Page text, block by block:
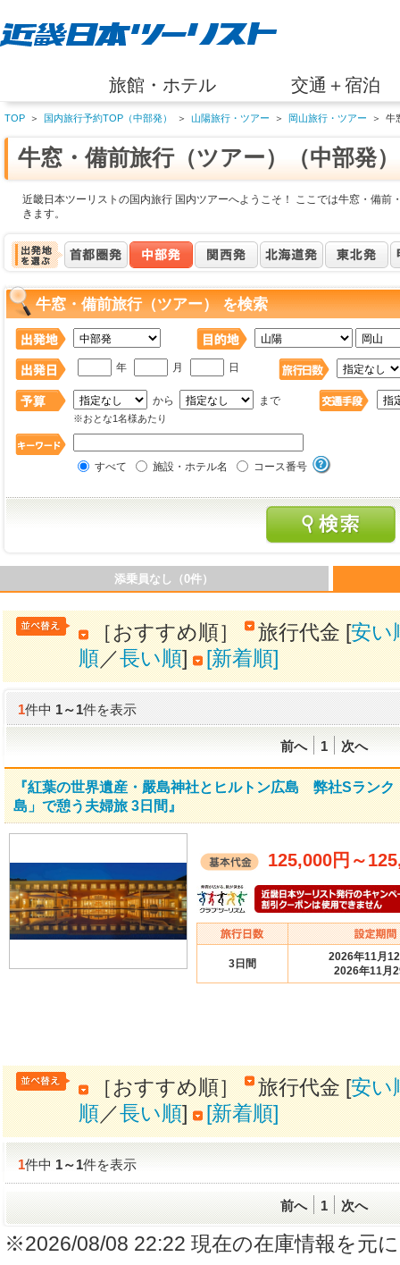
旅館・ホテル 交通＋宿泊
TOP ＞ 国内旅行予約TOP（中部発） ＞ 山陽旅行・ツアー ＞ 岡山旅行・ツアー ＞ 牛
牛窓・備前旅行（ツアー）（中部発）
近畿日本ツーリストの国内旅行 国内ツアーへようこそ！ ここでは牛窓・備前
きます。
牛窓・備前旅行（ツアー） を検索
年 月 日
から まで
※おとな1名様あたり
すべて 施設・ホテル名 コース番号
添乗員なし（0件）
［おすすめ順］ 旅行代金 [安い
順／長い順] [新着順]
1件中1～1件を表示
前へ 1 次へ
『紅葉の世界遺産・嚴島神社とヒルトン広島 弊社Sランク
島」で憩う夫婦旅 3日間』
125,000円 ～
3日間
2026年11月
2026年11月
［おすすめ順］ 旅行代金 [安い
順／長い順] [新着順]
1件中1～1件を表示
前へ 1 次へ
※2026/08/08 22:22 現在の在庫情報を元